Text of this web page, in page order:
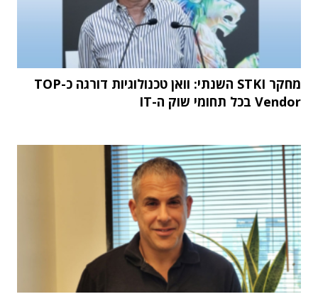
מחקר STKI השנתי: וואן טכנולוגיות דורגה כ-TOP
Vendor בכל תחומי שוק ה-IT